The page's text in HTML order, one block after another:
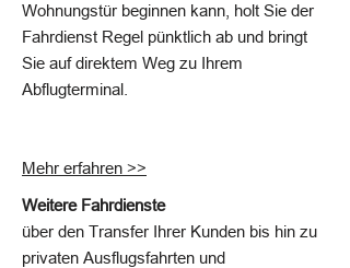
Wohnungstür beginnen kann, holt Sie der
Fahrdienst Regel pünktlich ab und bringt
Sie auf direktem Weg zu Ihrem
Abflugterminal.
Mehr erfahren >>
Weitere Fahrdienste
über den Transfer Ihrer Kunden bis hin zu
privaten Ausflugsfahrten und